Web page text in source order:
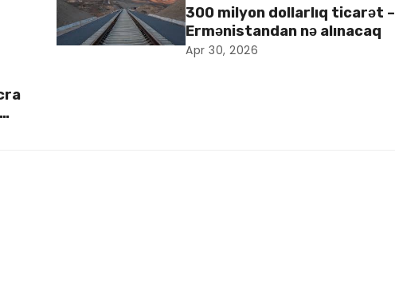
300 milyon dollarlıq ticarət –
Ermənistandan nə alınacaq
Apr 30, 2026